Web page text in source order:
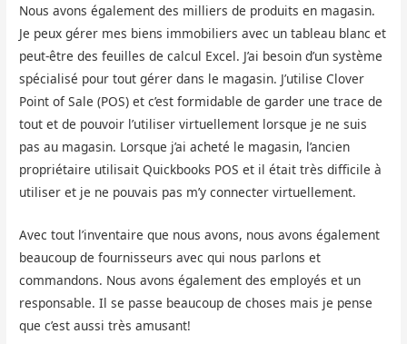
Nous avons également des milliers de produits en magasin.
Je peux gérer mes biens immobiliers avec un tableau blanc et
peut-être des feuilles de calcul Excel. J’ai besoin d’un système
spécialisé pour tout gérer dans le magasin. J’utilise Clover
Point of Sale (POS) et c’est formidable de garder une trace de
tout et de pouvoir l’utiliser virtuellement lorsque je ne suis
pas au magasin. Lorsque j’ai acheté le magasin, l’ancien
propriétaire utilisait Quickbooks POS et il était très difficile à
utiliser et je ne pouvais pas m’y connecter virtuellement.
Avec tout l’inventaire que nous avons, nous avons également
beaucoup de fournisseurs avec qui nous parlons et
commandons. Nous avons également des employés et un
responsable. Il se passe beaucoup de choses mais je pense
que c’est aussi très amusant!